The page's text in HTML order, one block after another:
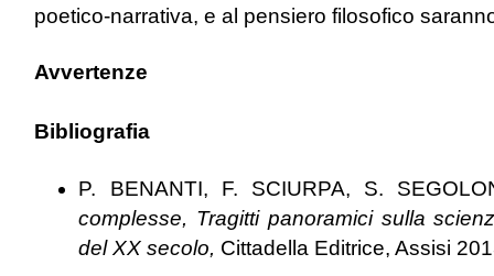
poetico-narrativa, e al pensiero filosofico
Avvertenze
Bibliografia
P. BENANTI, F. SCIURPA, S.
complesse, Tragitti panoramici sulla
del XX secolo, Cittadella Editrice, Assisi